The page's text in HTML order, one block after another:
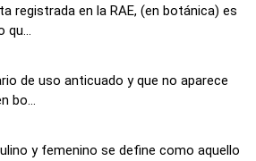
registrada en la RAE, (en botánica) es
qu...
de uso anticuado y que no aparece
bo...
y femenino se define como aquello